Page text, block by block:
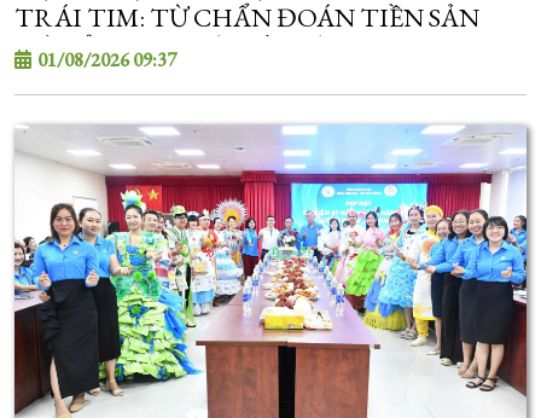
TRÁI TIM: TỪ CHẨN ĐOÁN TIỀN SẢN
ĐẾN ỔN ĐỊNH VÀ CẤP CỨU TIM MẠCH SƠ
SINH"
01/08/2026 09:37